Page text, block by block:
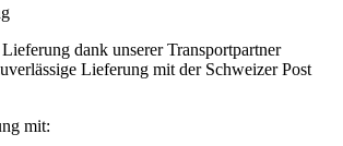
dank unserer Transportpartner
Lieferung mit der Schweizer Post
mit: